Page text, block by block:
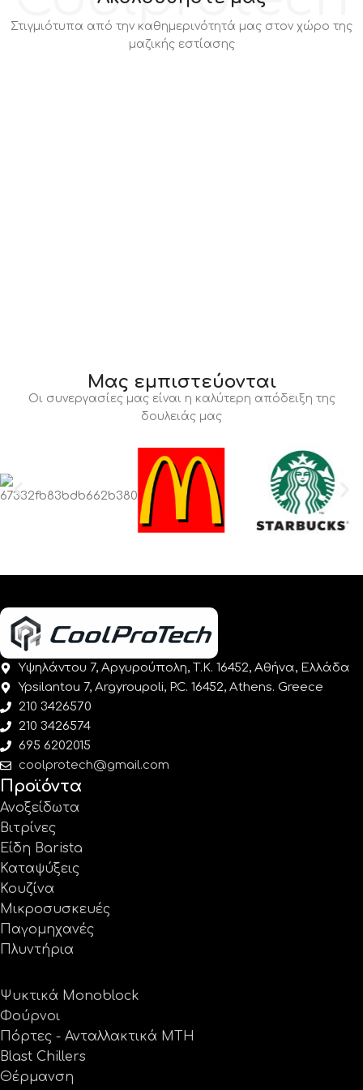
Στιγμιότυπα από την καθημερινότητά μας στον χώρο της
μαζικής εστίασης
Μας εμπιστεύονται
Οι συνεργασίες μας είναι η καλύτερη απόδειξη της
δουλειάς μας
Υψηλάντου 7, Αργυρούπολη, Τ.Κ. 16452, Αθήνα, Ελλάδα
Ypsilantou 7, Argyroupoli, P.C. 16452, Athens. Greece
210 3426570
210 3426574
695 6202015
coolprotech@gmail.com
Προϊόντα
Ανοξείδωτα
Βιτρίνες
Είδη Barista
Καταψύξεις
Κουζίνα
Μικροσυσκευές
Παγομηχανές
Πλυντήρια
Ψυκτικά Monoblock
Φούρνοι
Πόρτες - Ανταλλακτικά MTH
Blast Chillers
Θέρμανση